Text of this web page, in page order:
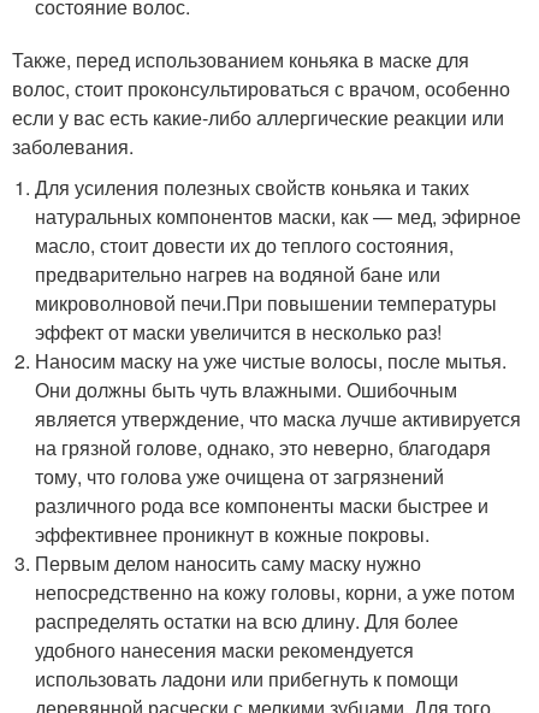
состояние волос.
Также, перед использованием коньяка в маске для
волос, стоит проконсультироваться с врачом, особенно
если у вас есть какие-либо аллергические реакции или
заболевания.
Для усиления полезных свойств коньяка и таких
натуральных компонентов маски, как — мед, эфирное
масло, стоит довести их до теплого состояния,
предварительно нагрев на водяной бане или
микроволновой печи.При повышении температуры
эффект от маски увеличится в несколько раз!
Наносим маску на уже чистые волосы, после мытья.
Они должны быть чуть влажными. Ошибочным
является утверждение, что маска лучше активируется
на грязной голове, однако, это неверно, благодаря
тому, что голова уже очищена от загрязнений
различного рода все компоненты маски быстрее и
эффективнее проникнут в кожные покровы.
Первым делом наносить саму маску нужно
непосредственно на кожу головы, корни, а уже потом
распределять остатки на всю длину. Для более
удобного нанесения маски рекомендуется
использовать ладони или прибегнуть к помощи
деревянной расчески с мелкими зубцами. Для того,